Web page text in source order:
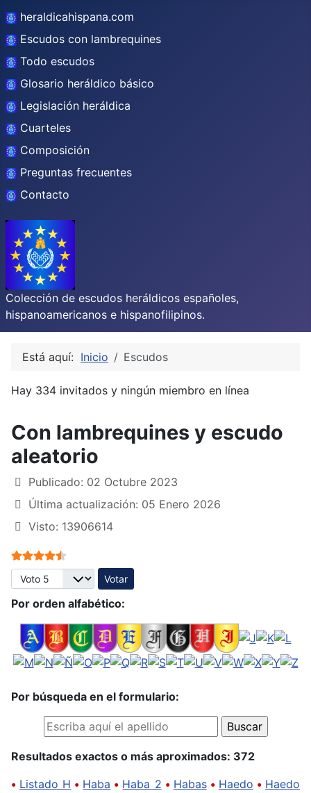
heraldicahispana.com
Escudos con lambrequines
Todo escudos
Glosario heráldico básico
Legislación heráldica
Cuarteles
Composición
Preguntas frecuentes
Contacto
Colección de escudos heráldicos españoles,
hispanoamericanos e hispanofilipinos.
Está aquí: Inicio Escudos
Hay 334 invitados y ningún miembro en línea
Con lambrequines y escudo
aleatorio
Publicado: 02 Octubre 2023
Última actualización: 05 Enero 2026
Visto: 13906614
Ratio:4.5/
Por favor, vote
Por orden alfabético:
Por búsqueda en el formulario:
Resultados exactos o más aproximados: 372
• Listado H • Haba • Haba 2 • Habas• Haedo • Haedo